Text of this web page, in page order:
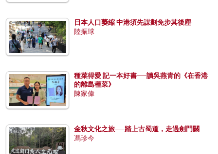
日本人口萎縮 中港須先謀劃免步其後塵
陸振球
種菜得愛 記一本好書──讀吳燕青的《在香港
的離島種菜》
陳家偉
金秋文化之旅──踏上古蜀道，走過劍門關
馮珍今